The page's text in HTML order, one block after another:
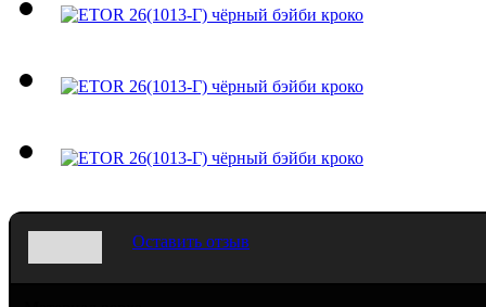
Оставить отзыв